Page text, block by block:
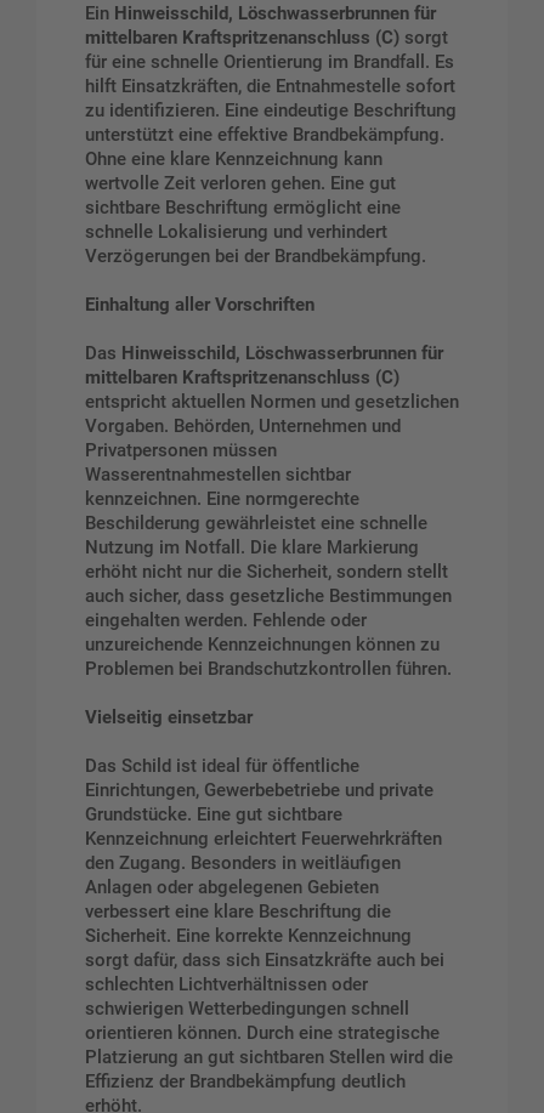
Ein Hinweisschild, Löschwasserbrunnen für
mittelbaren Kraftspritzenanschluss (C) sorgt
für eine schnelle Orientierung im Brandfall. Es
hilft Einsatzkräften, die Entnahmestelle sofort
zu identifizieren. Eine eindeutige Beschriftung
unterstützt eine effektive Brandbekämpfung.
Ohne eine klare Kennzeichnung kann
wertvolle Zeit verloren gehen. Eine gut
sichtbare Beschriftung ermöglicht eine
schnelle Lokalisierung und verhindert
Verzögerungen bei der Brandbekämpfung.
Einhaltung aller Vorschriften
Das Hinweisschild, Löschwasserbrunnen für
mittelbaren Kraftspritzenanschluss (C)
entspricht aktuellen Normen und gesetzlichen
Vorgaben. Behörden, Unternehmen und
Privatpersonen müssen
Wasserentnahmestellen sichtbar
kennzeichnen. Eine normgerechte
Beschilderung gewährleistet eine schnelle
Nutzung im Notfall. Die klare Markierung
erhöht nicht nur die Sicherheit, sondern stellt
auch sicher, dass gesetzliche Bestimmungen
eingehalten werden. Fehlende oder
unzureichende Kennzeichnungen können zu
Problemen bei Brandschutzkontrollen führen.
Vielseitig einsetzbar
Das Schild ist ideal für öffentliche
Einrichtungen, Gewerbebetriebe und private
Grundstücke. Eine gut sichtbare
Kennzeichnung erleichtert Feuerwehrkräften
den Zugang. Besonders in weitläufigen
Anlagen oder abgelegenen Gebieten
verbessert eine klare Beschriftung die
Sicherheit. Eine korrekte Kennzeichnung
sorgt dafür, dass sich Einsatzkräfte auch bei
schlechten Lichtverhältnissen oder
schwierigen Wetterbedingungen schnell
orientieren können. Durch eine strategische
Platzierung an gut sichtbaren Stellen wird die
Effizienz der Brandbekämpfung deutlich
erhöht.